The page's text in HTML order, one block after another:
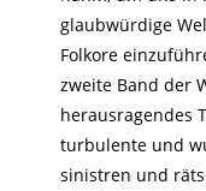
glaubwürdige
Folkore
zweite Band der
herausragendes
turbulente und
sinistren und